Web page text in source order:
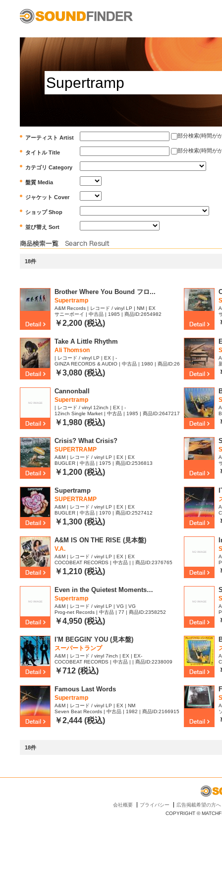
アーティスト Artist 部分検索(時間が
タイトル Title 部分検索(時間が
カテゴリ Category
盤質 Media
ジャケット Cover
ショップ Shop
並び替え Sort
18件
Brother Where You Bound フロ...
Supertramp
A&M Records | レコード / vinyl LP | NM | EX
サニーボーイ | 中古品 | 1985 | 商品ID:2654982
￥2,200 (税込)
Take A Little Rhythm
Ali Thomson
| レコード / vinyl LP | EX | -
GINZA RECORDS & AUDIO | 中古品 | 1980 | 商品ID:26
48652
￥3,080 (税込)
8
Cannonball
Supertramp
| レコード / vinyl 12inch | EX | -
12inch Single Market | 中古品 | 1985 | 商品ID:2647217
￥1,980 (税込)
Crisis? What Crisis?
SUPERTRAMP
A&M | レコード / vinyl LP | EX | EX
BUGLER | 中古品 | 1975 | 商品ID:2536813
￥1,200 (税込)
Supertramp
SUPERTRAMP
A&M | レコード / vinyl LP | EX | EX
BUGLER | 中古品 | 1970 | 商品ID:2527412
￥1,300 (税込)
A&M IS ON THE RISE (見本盤)
V.A.
A&M | レコード / vinyl LP | EX | EX
COCOBEAT RECORDS | 中古品 | | 商品ID:2376765
￥1,210 (税込)
Even in the Quietest Moments…
Supertramp
A&M | レコード / vinyl LP | VG | VG
Prog-net Records | 中古品 | 77 | 商品ID:2358252
￥4,950 (税込)
I'M BEGGIN' YOU (見本盤)
スーパートランプ
A&M | レコード / vinyl 7inch | EX | EX-
COCOBEAT RECORDS | 中古品 | | 商品ID:2238009
￥712 (税込)
Famous Last Words
Supertramp
A&M | レコード / vinyl LP | EX | NM
Seven Beat Records | 中古品 | 1982 | 商品ID:2166915
￥2,444 (税込)
18件
会社概要 プライバシー
広告掲載希望の方へ
COPYRIGHT ©